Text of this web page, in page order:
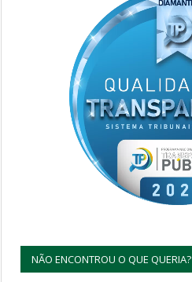
NÃO ENCONTROU O QUE QUERIA?